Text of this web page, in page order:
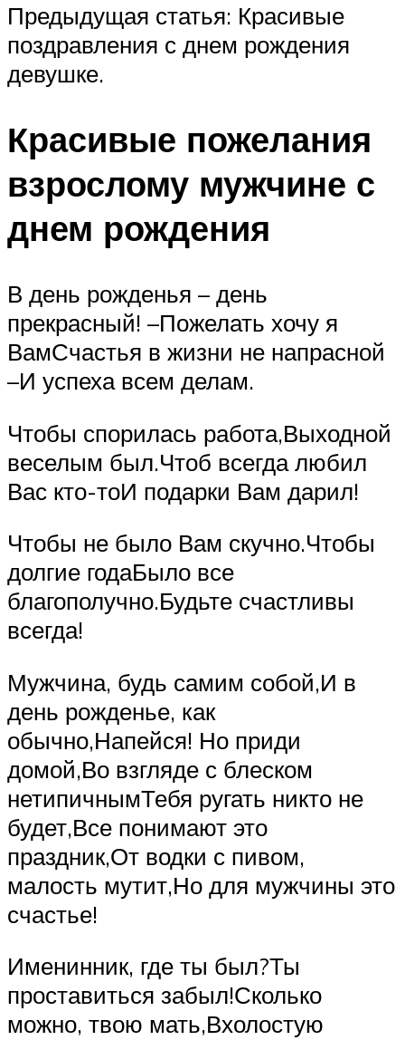
Предыдущая статья: Красивые
поздравления с днем рождения
девушке.
Красивые пожелания
взрослому мужчине с
днем рождения
В день рожденья – день
прекрасный! –Пожелать хочу я
ВамСчастья в жизни не напрасной
–И успеха всем делам.
Чтобы спорилась работа,Выходной
веселым был.Чтоб всегда любил
Вас кто-тоИ подарки Вам дарил!
Чтобы не было Вам скучно.Чтобы
долгие годаБыло все
благополучно.Будьте счастливы
всегда!
Мужчина, будь самим собой,И в
день рожденье, как
обычно,Напейся! Но приди
домой,Во взгляде с блеском
нетипичнымТебя ругать никто не
будет,Все понимают это
праздник,От водки с пивом,
малость мутит,Но для мужчины это
счастье!
Именинник, где ты был?Ты
проставиться забыл!Сколько
можно, твою мать,Вхолостую